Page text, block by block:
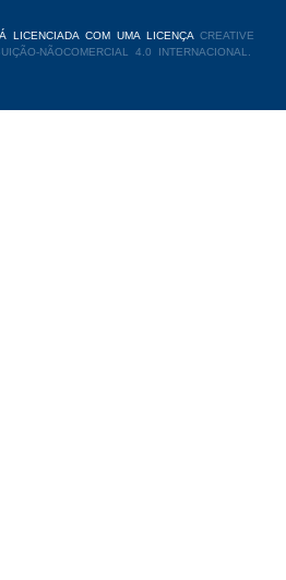
LICENCIADA COM UMA LICENÇA CREATIVE
NÃOCOMERCIAL 4.0 INTERNACIONAL.